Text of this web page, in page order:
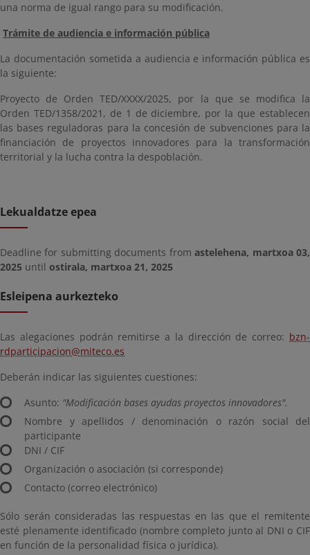
una norma de igual rango para su modificación.
Trámite de audiencia e información pública
La documentación sometida a audiencia e información pública es
la siguiente:
Proyecto de Orden TED/XXXX/2025, por la que se modifica la
Orden TED/1358/2021, de 1 de diciembre, por la que establecen
las bases reguladoras para la concesión de subvenciones para la
financiación de proyectos innovadores para la transformación
territorial y la lucha contra la despoblación.
Lekualdatze epea
Deadline for submitting documents fromastelehena, martxoa 03,
2025 until ostirala, martxoa 21, 2025
Esleipena aurkezteko
Las alegaciones podrán remitirse a la dirección de correo: bzn-
rdparticipacion@miteco.es
Deberán indicar las siguientes cuestiones:
Asunto: "Modificación bases ayudas proyectos innovadores".
Nombre y apellidos / denominación o razón social del
participante
DNI / CIF
Organización o asociación (si corresponde)
Contacto (correo electrónico)
Sólo serán consideradas las respuestas en las que el remitente
esté plenamente identificado (nombre completo junto al DNI o CIF
en función de la personalidad física o jurídica).